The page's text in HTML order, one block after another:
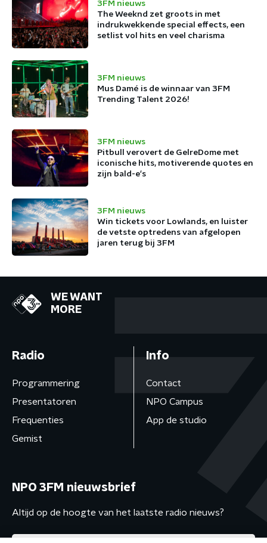
3FM nieuws
The Weeknd zet groots in met
indrukwekkende special effects, een
setlist vol hits en veel charisma
3FM nieuws
Mus Damé is de winnaar van 3FM
Trending Talent 2026!
3FM nieuws
Pitbull verovert de GelreDome met
iconische hits, motiverende quotes en
zijn bald-e's
3FM nieuws
Win tickets voor Lowlands, en luister
de vetste optredens van afgelopen
jaren terug bij 3FM
WE WANT
MORE
Radio
Programmering
Presentatoren
Frequenties
Gemist
Info
Contact
NPO Campus
App de studio
NPO 3FM nieuwsbrief
Altijd op de hoogte van het laatste radio nieuws?